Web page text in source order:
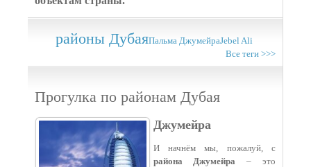
районы ДубаяПальма ДжумейраJebel Ali
Все теги >>>
Прогулка по районам Дубая
Джумейра
И начнём мы, пожалуй, с
района Джумейра – это